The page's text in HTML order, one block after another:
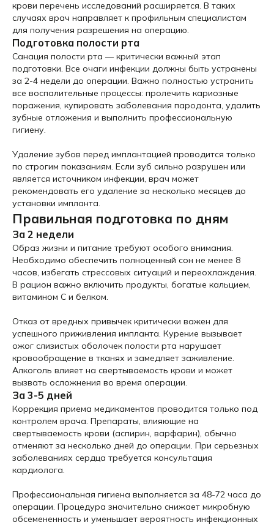
крови перечень исследований расширяется. В таких
случаях врач направляет к профильным специалистам
для получения разрешения на операцию.
Подготовка полости рта
Санация полости рта — критически важный этап
подготовки. Все очаги инфекции должны быть устранены
за 2-4 недели до операции. Важно полностью устранить
все воспалительные процессы: пролечить кариозные
поражения, купировать заболевания пародонта, удалить
зубные отложения и выполнить профессиональную
гигиену.
Удаление зубов перед имплантацией проводится только
по строгим показаниям. Если зуб сильно разрушен или
является источником инфекции, врач может
рекомендовать его удаление за несколько месяцев до
установки импланта.
Правильная подготовка по дням
За 2 недели
Образ жизни и питание требуют особого внимания.
Необходимо обеспечить полноценный сон не менее 8
часов, избегать стрессовых ситуаций и переохлаждения.
В рацион важно включить продукты, богатые кальцием,
витамином C и белком.
Отказ от вредных привычек критически важен для
успешного приживления импланта. Курение вызывает
ожог слизистых оболочек полости рта нарушает
кровообращение в тканях и замедляет заживление.
Алкоголь влияет на свертываемость крови и может
вызвать осложнения во время операции.
За 3-5 дней
Коррекция приема медикаментов проводится только под
контролем врача. Препараты, влияющие на
свертываемость крови (аспирин, варфарин), обычно
отменяют за несколько дней до операции. При серьезных
заболеваниях сердца требуется консультация
кардиолога.
Профессиональная гигиена выполняется за 48-72 часа до
операции. Процедура значительно снижает микробную
обсемененность и уменьшает вероятность инфекционных